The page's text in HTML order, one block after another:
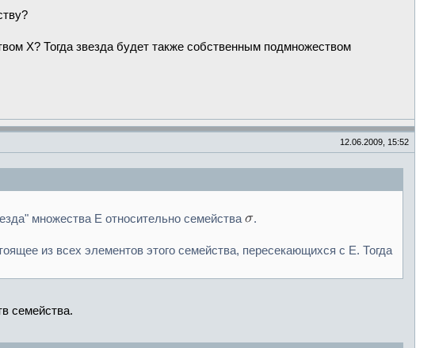
X? Тогда звезда будет также собственным подмножеством
12.06.2009, 15:52
множества E относительно семейства
.
из всех элементов этого семейства, пересекающихся с E. Тогда
семейства.